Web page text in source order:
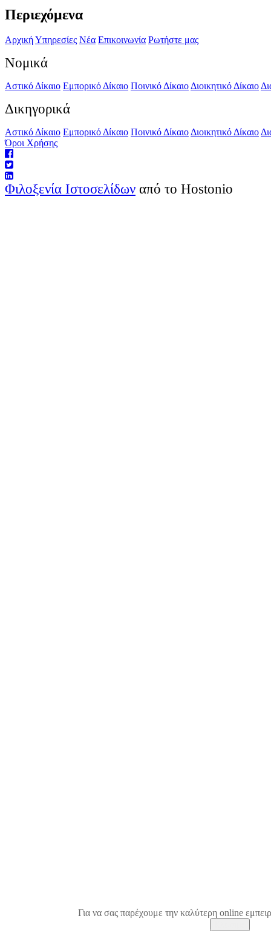
Περιεχόμενα
ΑρχικήΥπηρεσίες Νέα Επικοινωνία Ρωτήστε μας
Νομικά
Αστικό Δίκαιο Εμπορικό Δίκαιο Ποινικό Δίκαιο Διοικητικό Δίκαιο
Δικηγορικά
Αστικό Δίκαιο Εμπορικό Δίκαιο Ποινικό Δίκαιο Διοικητικό Δίκαιο
Όροι Χρήσης
Φιλοξενία Ιστοσελίδων από το Hostonio
Για να σας παρέχουμε την καλύτερη online